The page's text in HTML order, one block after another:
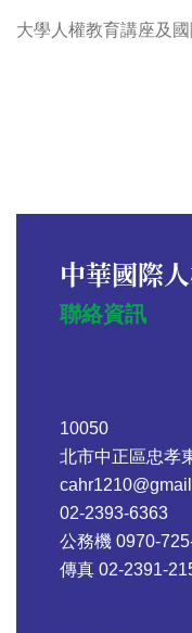
大學人權教育講座及
中華國際
聯絡資訊
10050
北市中正區忠孝
02-2393-6363
公務機 0970-
傳真 02-2391-